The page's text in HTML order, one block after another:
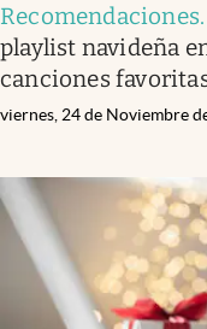
Recomendaciones.
playlist navideña
canciones
viernes, 24 de Noviembre